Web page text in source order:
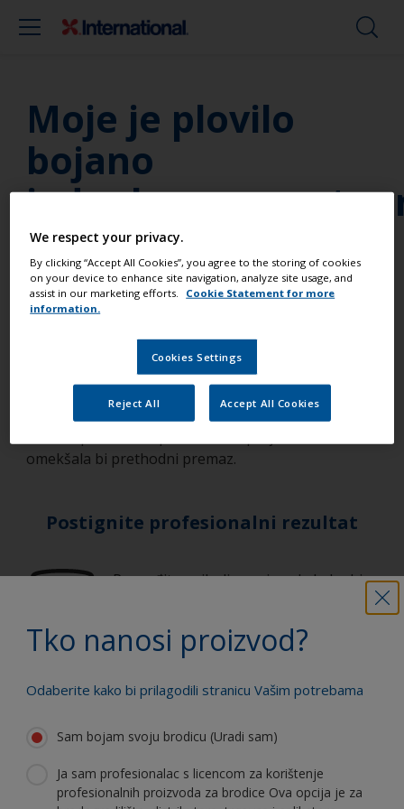
Moje je plovilo
bojano
bojom, mogu li
koristiti
Perfection?
Nažalost ne. Kao opce pravilo, dvokomponentni
jednokomponentnih boja. Otapala u
omekšala bi prethodni premaz.
Tko nanosi proizvod?
Odaberite kako bi prilagodili stranicu Vašim potrebama
Sam bojam svoju brodicu (Uradi sam)
Ja sam profesionalac s licencom za korištenje
profesionalnih proizvoda za brodice Ova opcija je za
Postignite profesionalni rezultat
Pronađite najbolje proizvode kako bi
Sva podrška potrebna da aplicirate
Koristite naše stalne inovacije i
We respect your privacy.
By clicking “Accept All Cookies”, you agree to the storing of cookies
on your device to enhance site navigation, analyze site usage, and
assist in our marketing efforts.
Cookie Statement for more
information.
Cookies Settings
Reject All Accept All Cookies